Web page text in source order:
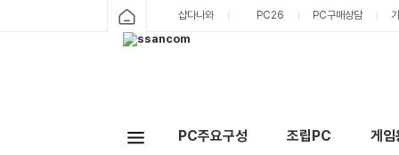
샵다나와 PC26 PC구매상담
PC주요구성 조립PC 게